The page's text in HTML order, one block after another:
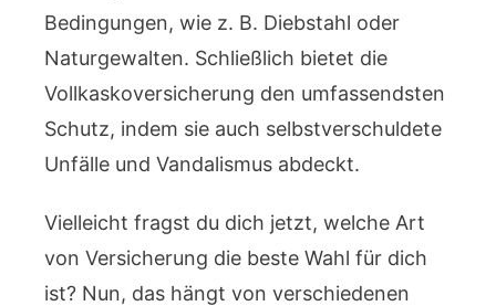
Bedingungen, wie z. B. Diebstahl oder
Naturgewalten. Schließlich bietet die
Vollkaskoversicherung den umfassendsten
Schutz, indem sie auch selbstverschuldete
Unfälle und Vandalismus abdeckt.
Vielleicht fragst du dich jetzt, welche Art
von Versicherung die beste Wahl für dich
ist? Nun, das hängt von verschiedenen